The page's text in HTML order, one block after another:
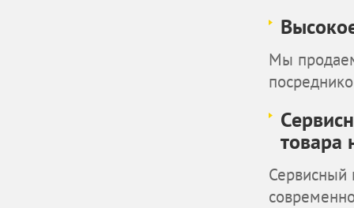
Мы
товара
Сервисный